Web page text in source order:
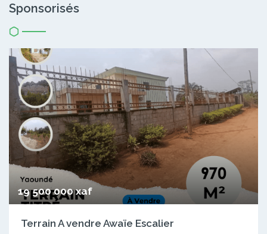
Sponsorisés
19 500 000 xaf
Terrain A vendre Awaïe Escalier